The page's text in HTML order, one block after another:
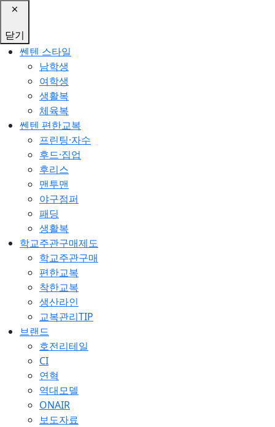
닫기
쎈텐 스타일
남학생
여학생
생활복
체육복
쎈텐 편한교복
프린팅·자수
후드·집업
후리스
맨투맨
야구점퍼
패딩
생활복
학교주관구매제도
학교주관구매
편한교복
착한교복
생산라인
교복관리TIP
브랜드
호전리테일
CI
연혁
역대모델
ONAIR
보도자료